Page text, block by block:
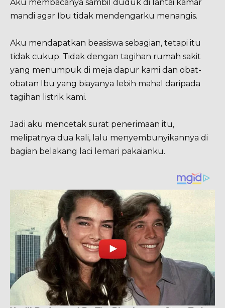
Aku membacanya sambil duduk di lantai kamar
mandi agar Ibu tidak mendengarku menangis.
Aku mendapatkan beasiswa sebagian, tetapi itu
tidak cukup. Tidak dengan tagihan rumah sakit
yang menumpuk di meja dapur kami dan obat-
obatan Ibu yang biayanya lebih mahal daripada
tagihan listrik kami.
Jadi aku mencetak surat penerimaan itu,
melipatnya dua kali, lalu menyembunyikannya di
bagian belakang laci lemari pakaianku.